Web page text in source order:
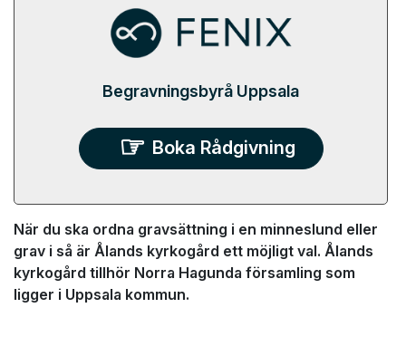
Begravningsbyrå Uppsala
Boka Rådgivning
När du ska ordna gravsättning i en minneslund eller
grav i så är Ålands kyrkogård ett möjligt val. Ålands
kyrkogård tillhör Norra Hagunda församling som
ligger i Uppsala kommun.